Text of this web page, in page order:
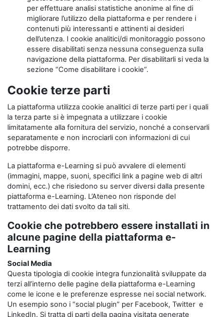
per effettuare analisi statistiche anonime al fine di
migliorare l’utilizzo della piattaforma e per rendere i
contenuti più interessanti e attinenti ai desideri
dell’utenza. I cookie analitici/di monitoraggio possono
essere disabilitati senza nessuna conseguenza sulla
navigazione della piattaforma. Per disabilitarli si veda la
sezione “Come disabilitare i cookie”.
Cookie terze parti
La piattaforma utilizza cookie analitici di terze parti per i quali
la terza parte si è impegnata a utilizzare i cookie
limitatamente alla fornitura del servizio, nonché a conservarli
separatamente e non incrociarli con informazioni di cui
potrebbe disporre.
La piattaforma e-Learning si può avvalere di elementi
(immagini, mappe, suoni, specifici link a pagine web di altri
domini, ecc.) che risiedono su server diversi dalla presente
piattaforma e-Learning. L’Ateneo non risponde del
trattamento dei dati svolto da tali siti.
Cookie che potrebbero essere installati in
alcune pagine della piattaforma e-
Learning
Social Media
Questa tipologia di cookie integra funzionalità sviluppate da
terzi all’interno delle pagine della piattaforma e-Learning
come le icone e le preferenze espresse nei social network.
Un esempio sono i “social plugin” per Facebook, Twitter e
LinkedIn. Si tratta di parti della pagina visitata generate